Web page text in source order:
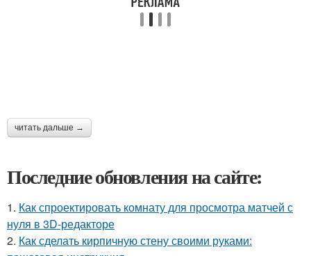
читать дальше →
Последние обновления на сайте:
1. Как спроектировать комнату для просмотра матчей с
нуля в 3D-редакторе
2. Как сделать кирпичную стену своими руками: